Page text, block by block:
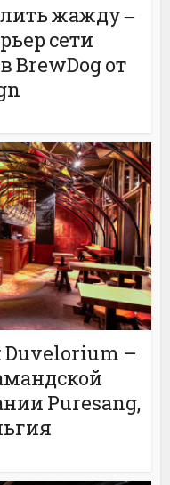
жажду ‒
сети
BrewDog от
Duvelorium –
Puresang,